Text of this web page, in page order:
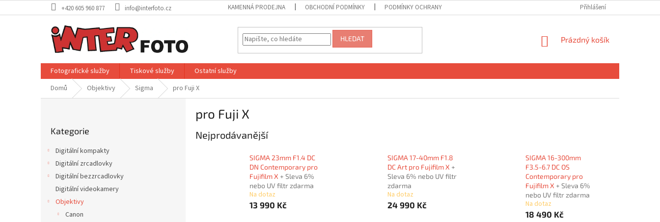
na
+420 605 960 877 info@interfoto.cz KAMENNÁ PRODEJNA OBCHODNÍ PODMÍNKY PODMÍNKY OCHRANY OSOBNÍCH ÚDAJŮ Přihlášení
HLEDAT
NÁKUPNÍ
Prázdný košík
Fotografické služby Tiskové služby
Ostatní služby
Domů
Objektivy Sigma pro Fuji X
kategorie
Kategorie
Digitální kompakty
Digitální zrcadlovky
Digitální bezzrcadlovky
Digitální videokamery
Objektivy
Canon
pro Fuji X
Nejprodávanější
SIGMA 23mm F1.4 DC
DN Contemporary pro
Fujifilm X + Sleva 6%
nebo UV filtr zdarma
Na dotaz
13 990 Kč
SIGMA 17-40mm F1.8
DC Art pro Fujifilm X +
Sleva 6% nebo UV filtr
zdarma
Na dotaz
24 990 Kč
SIGMA 16-300mm
F3.5-6.7 DC OS
Contemporary pro
Fujifilm X + Sleva 6%
nebo UV filtr zdarma
Na dotaz
18 490 Kč